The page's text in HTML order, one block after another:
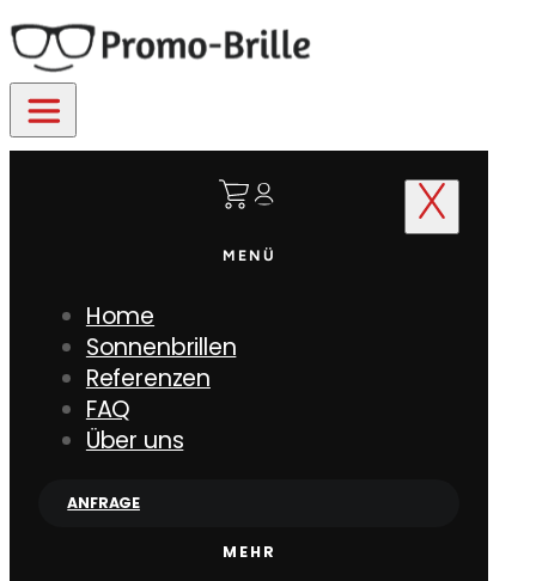
MENÜ
Home
Sonnenbrillen
Referenzen
FAQ
Über uns
ANFRAGE
MEHR